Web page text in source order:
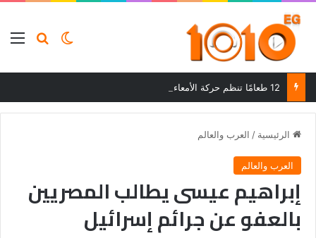
بحثالوضع
الرئيسية / العرب والعالم
العرب والعالم
إبراهيم عيسى يطالب المصريين
بالعفو عن جرائم إسرائيل